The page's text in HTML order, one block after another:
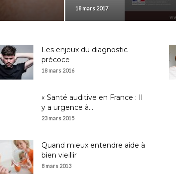
18 mars 2017
Les enjeux du diagnostic
précoce
18 mars 2016
« Santé auditive en France : Il
y a urgence à...
23 mars 2015
Quand mieux entendre aide à
bien vieillir
8 mars 2013